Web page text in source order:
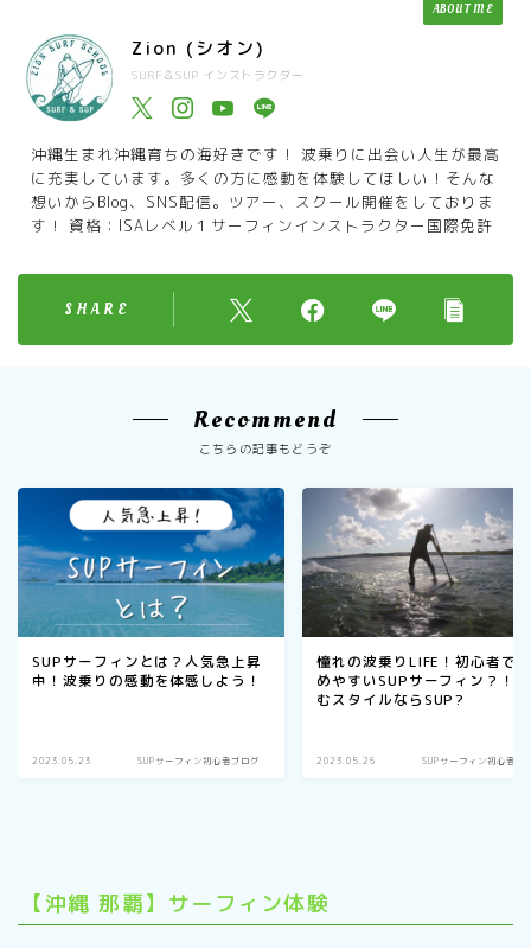
ABOUT ME
Zion (シオン)
SURF＆SUP インストラクター
沖縄生まれ沖縄育ちの海好きです！ 波乗りに出会い人生が最高
に充実しています。多くの方に感動を体験してほしい！そんな
想いからBlog、SNS配信。ツアー、スクール開催をしておりま
す！ 資格：ISAレベル１サーフィンインストラクター国際免許
SHARE
Recommend
こちらの記事もどうぞ
SUPサーフィンとは？人気急上昇
中！波乗りの感動を体感しよう！
2023.05.23 SUPサーフィン初心者ブログ
憧れの波乗りLIFE！初心者で
めやすいSUPサーフィン？！
むスタイルならSUP?
2023.05.26 SUPサーフィン初心者ブ
【沖縄 那覇】サーフィン体験